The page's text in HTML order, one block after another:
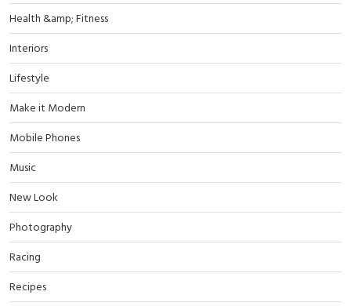
Health &amp; Fitness
Interiors
Lifestyle
Make it Modern
Mobile Phones
Music
New Look
Photography
Racing
Recipes